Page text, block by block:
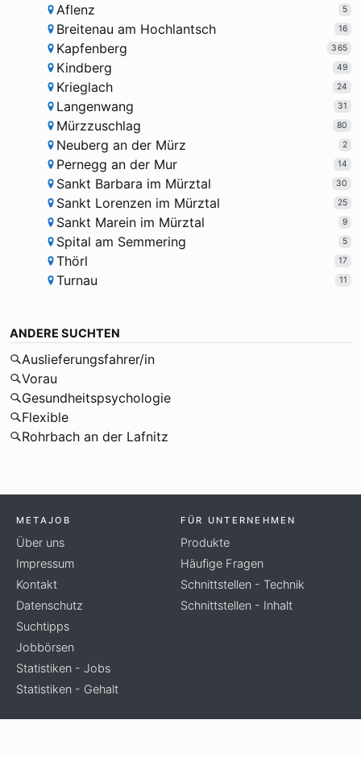
Aflenz 5
Breitenau am Hochlantsch 16
Kapfenberg 365
Kindberg 49
Krieglach 24
Langenwang 31
Mürzzuschlag 80
Neuberg an der Mürz 2
Pernegg an der Mur 14
Sankt Barbara im Mürztal 30
Sankt Lorenzen im Mürztal 25
Sankt Marein im Mürztal 9
Spital am Semmering 5
Thörl 17
Turnau 11
ANDERE SUCHTEN
Auslieferungsfahrer/in
Vorau
Gesundheitspsychologie
Flexible
Rohrbach an der Lafnitz
METAJOB
Über uns
Impressum
Kontakt
Datenschutz
Suchtipps
Jobbörsen
Statistiken - Jobs
Statistiken - Gehalt
FÜR UNTERNEHMEN
Produkte
Häufige Fragen
Schnittstellen - Technik
Schnittstellen - Inhalt